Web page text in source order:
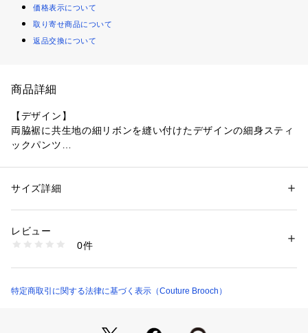
価格表示について
取り寄せ商品について
返品交換について
商品詳細
【デザイン】
両脇裾に共生地の細リボンを縫い付けたデザインの細身スティ
ックパンツ
両脇ポケットあり
非常にストレッチ性の高い生地を使用しています。
ご家庭の洗濯機でお洗濯が可能な商品です。
・ポケット数：横×2 後ろ飾りポケット×2
性別：レディース
素材：ブラック（019） レーヨン73％ ナイロン24％ ポリウレタン3％
レタン3％
ブラック（219） レーヨン75％ ポリエステル12％ ナイロン11％ ポリウ
生産国：カンボジア製
508-61006 （ショップ）
サイズ詳細
レビュー
0件
特定商取引に関する法律に基づく表示（Couture Brooch）